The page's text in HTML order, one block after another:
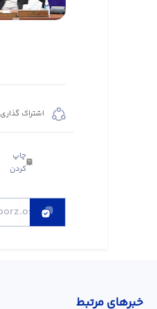
اشتراک گذاری
چاپ
کردن
خبر‌های مرتبط